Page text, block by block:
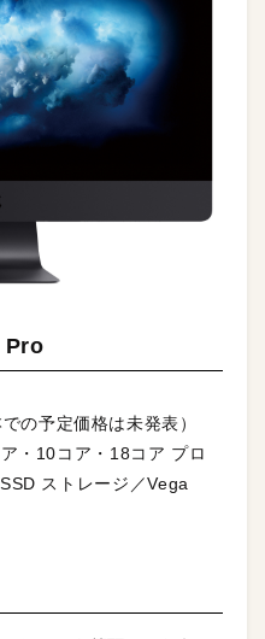
Pro
の予定価格は未発表）
・10コア・18コア プロ
ストレージ／Vega